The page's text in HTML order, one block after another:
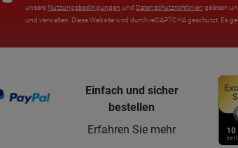
unsere Nutzungsbedingungen und Datenschutzrichtlinien gelesen
und verwalten. Diese Website wird durch reCAPTCHA geschützt. Es
Einfach und sicher
bestellen
Erfahren Sie mehr